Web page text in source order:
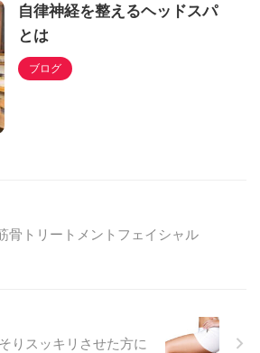
自律神経を整えるヘッドスパ
とは
ブログ
骨トリートメントフェイシャル
りスッキリさせた方に